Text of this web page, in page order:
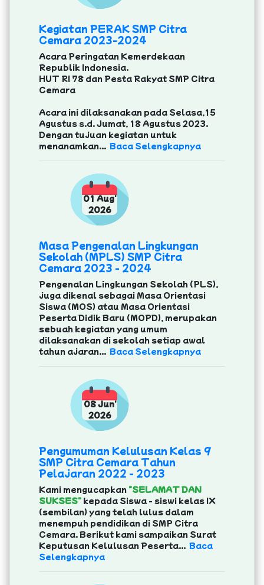
Kegiatan PERAK SMP Citra
Cemara 2023-2024
Acara Peringatan Kemerdekaan
Republik Indonesia.
HUT RI 78 dan Pesta Rakyat SMP Citra
Cemara
Acara ini dilaksanakan pada Selasa,15
Agustus s.d. Jumat, 18 Agustus 2023.
Dengan tujuan kegiatan untuk
menanamkan... Baca Selengkapnya
01 Aug'
2026
Masa Pengenalan Lingkungan
Sekolah (MPLS) SMP Citra
Cemara 2023 - 2024
Pengenalan Lingkungan Sekolah (PLS),
juga dikenal sebagai Masa Orientasi
Siswa (MOS) atau Masa Orientasi
Peserta Didik Baru (MOPD), merupakan
sebuah kegiatan yang umum
dilaksanakan di sekolah setiap awal
tahun ajaran... Baca Selengkapnya
08 Jun'
2026
Pengumuman Kelulusan Kelas 9
SMP Citra Cemara Tahun
Pelajaran 2022 - 2023
Kami mengucapkan "SELAMAT DAN
SUKSES" kepada Siswa - siswi kelas IX
(sembilan) yang telah lulus dalam
menempuh pendidikan di SMP Citra
Cemara. Berikut kami sampaikan Surat
Keputusan Kelulusan Peserta... Baca
Selengkapnya